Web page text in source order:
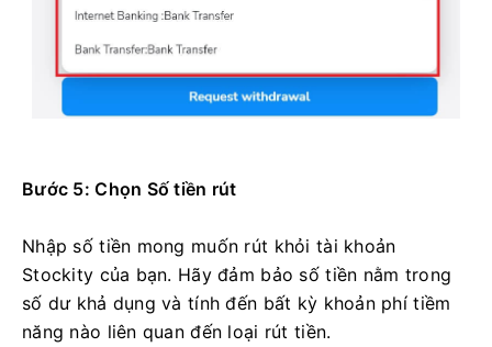
Bước 5: Chọn Số tiền rút
Nhập số tiền mong muốn rút khỏi tài khoản
Stockity của bạn. Hãy đảm bảo số tiền nằm trong
số dư khả dụng và tính đến bất kỳ khoản phí tiềm
năng nào liên quan đến loại rút tiền.